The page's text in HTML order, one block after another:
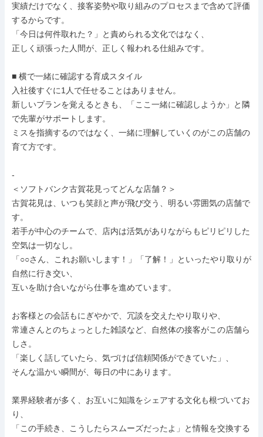
実績だけでなく、接客姿勢や取り組みのプロセスまで含めて評価
するからです。
「今日は何件取れた？」と責められる文化ではなく、
正しく頑張った人間が、正しく報われる仕組みです。
■ 横で一緒に確認する育成スタイル
入社後すぐに1人で任せることはありません。
新しいプランを覚えるときも、「ここ一緒に確認しようか」と隣
で先輩がサポートします。
ミスを指摘するのではなく、一緒に理解していくのがこの店舗の
育て方です。
-
＜ソフトバンク古賀花見ってどんな店舗？＞
古賀花見は、いつも笑顔と声が飛び交う、明るい雰囲気の店舗で
す。
若手が中心のチームで、店内は活気がありながらもピリピリした
空気は一切なし。
「○○さん、これお願いします！」「了解！」といったやり取りが
自然に行き交い、
互いを助け合いながら仕事を進めています。
お客様との会話もにぎやかで、冗談を交えたやり取りや、
常連さんとのちょっとした雑談など、自然体の接客がこの店舗ら
しさ。
「楽しく話していたら、気づけば信頼関係ができていた」、
そんな温かい瞬間が、毎日の中にあります。
業界経験者が多く、お互いに知識をシェアする文化も根づいてお
り、
「この手続き、こうしたらスムーズだったよ」と情報を交換する